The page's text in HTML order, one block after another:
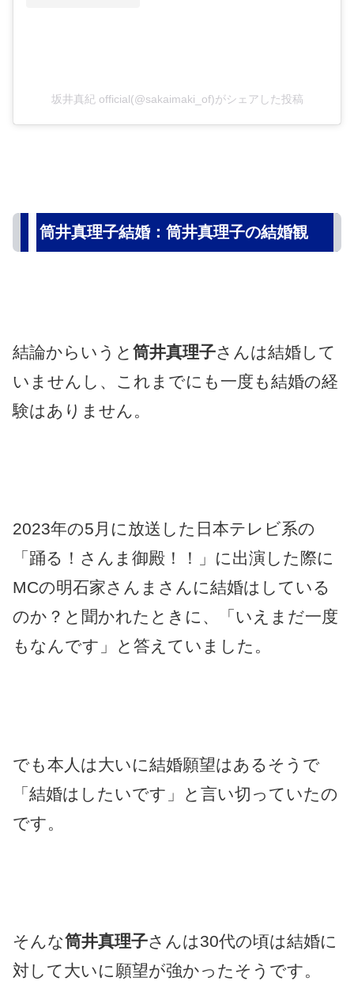
坂井真紀 official(@sakaimaki_of)がシェアした投稿
筒井真理子結婚：筒井真理子の結婚観
結論からいうと 筒井真理子さんは結婚して
いませんし、これまでにも一度も結婚の経
験はありません。
2023年の5月に放送した日本テレビ系の
「踊る！さんま御殿！！」に出演した際に
MCの明石家さんまさんに結婚はしている
のか？と聞かれたときに、「いえまだ一度
もなんです」と答えていました。
でも本人は大いに結婚願望はあるそうで
「結婚はしたいです」と言い切っていたの
です。
そんな筒井真理子さんは30代の頃は結婚に
対して大いに願望が強かったそうです。